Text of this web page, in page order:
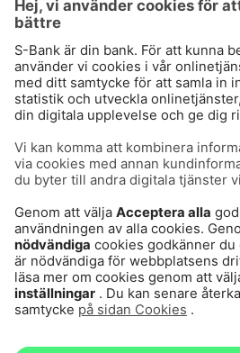
Användarvillkor
Dataskydd
Cookies
Tillgänglighetsutlåtande